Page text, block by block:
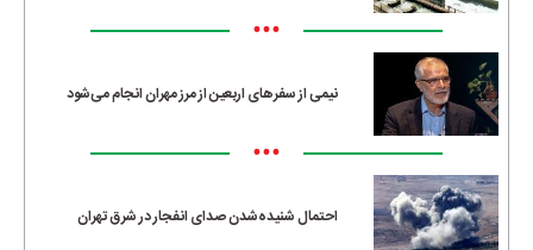
•••
نیمی از سفرهای اربعین از مرز مهران انجام می‌شود
•••
احتمال شنیده‌شدن صدای انفجار در شرق تهران